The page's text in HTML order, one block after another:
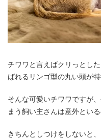
チワワと言えばクリっとし
ばれるリンゴ型の丸い頭が特
そんな可愛いチワワですが
まう飼い主さんは意外とい
きちんとしつけをしないと